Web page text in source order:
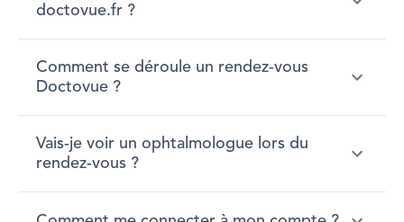
doctovue.fr ?
Comment se déroule un rendez-vous
Doctovue ?
Vais-je voir un ophtalmologue lors du
rendez-vous ?